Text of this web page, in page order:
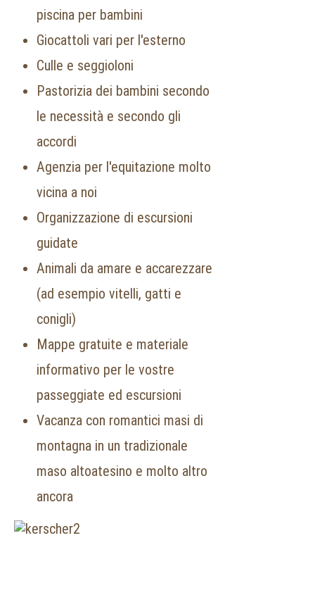
piscina per bambini
Giocattoli vari per l'esterno
Culle e seggioloni
Pastorizia dei bambini secondo
le necessità e secondo gli
accordi
Agenzia per l'equitazione molto
vicina a noi
Organizzazione di escursioni
guidate
Animali da amare e accarezzare
(ad esempio vitelli, gatti e
conigli)
Mappe gratuite e materiale
informativo per le vostre
passeggiate ed escursioni
Vacanza con romantici masi di
montagna in un tradizionale
maso altoatesino e molto altro
ancora